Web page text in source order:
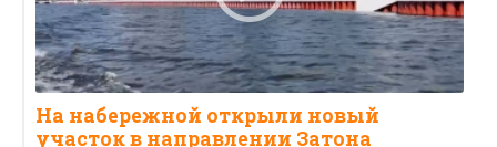
На набережной открыли новый
участок в направлении Затона